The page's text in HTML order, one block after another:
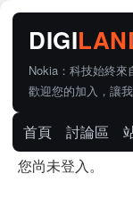
Nokia：科技始終
歡迎您的加入，讓
首頁 討論區
您尚未登入。